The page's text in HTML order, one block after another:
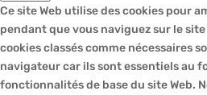
Ce site Web utilise des cookies pour
pendant que vous naviguez sur le
cookies classés comme nécessaires
navigateur car ils sont essentiels au
fonctionnalités de base du site Web.